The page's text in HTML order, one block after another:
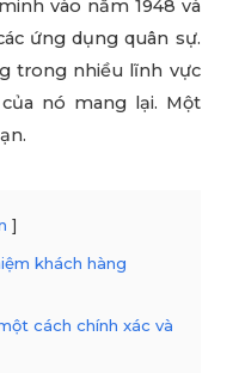
vào năm 1948 và
ứng dụng quân sự.
trong nhiều lĩnh vực
nó mang lại. Một
khách hàng
cách chính xác và